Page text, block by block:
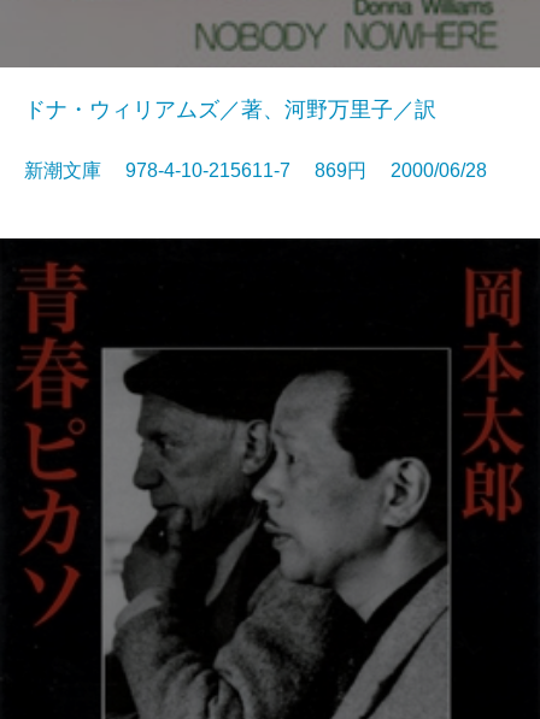
ドナ・ウィリアムズ／著、河野万里子／訳
新潮文庫 978-4-10-215611-7 869円 2000/06/28